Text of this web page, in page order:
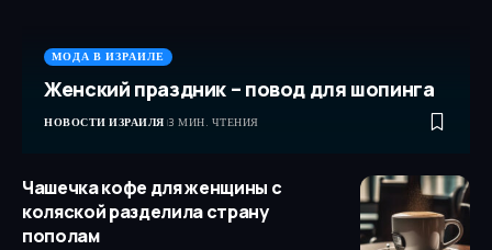
МОДА В ИЗРАИЛЕ
Женский праздник – повод для шопинга
НОВОСТИ ИЗРАИЛЯ 3 МИН. ЧТЕНИЯ
Чашечка кофе для женщины с
коляской разделила страну
пополам